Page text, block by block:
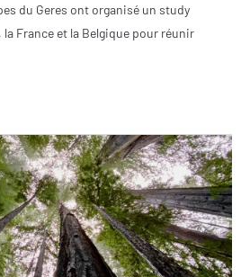
du Geres ont organisé un study
France et la Belgique pour réunir